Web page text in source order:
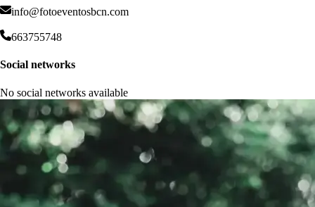
info@fotoeventosbcn.com
663755748
Social networks
No social networks available